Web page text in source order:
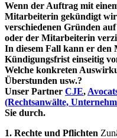
Wenn der Auftrag mit
Mitarbeiterin gekündigt
verschiedenen Gründen
oder der Mitarbeiterin
In diesem Fall kann er
Kündigungsfrist einseitig
Welche konkreten
Überstunden usw.?
Unser Partner CJE,
(Rechtsanwälte,
Sie durch.
1. Rechte und Pflichten